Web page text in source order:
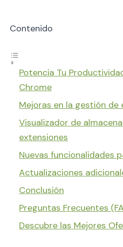
Contenido
Potencia Tu
Chrome
Mejoras en la gestión de
Visualizador de
extensiones
Nuevas funcionalidades
Actualizaciones
Conclusión
Preguntas Frecuentes
Descubre las Mejores